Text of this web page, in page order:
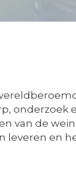
onderzoek
van de
leveren en